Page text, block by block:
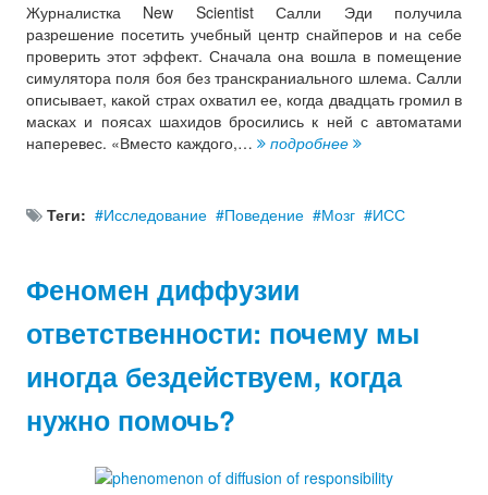
Журналистка New Scientist Салли Эди получила
разрешение посетить учебный центр снайперов и на себе
проверить этот эффект. Сначала она вошла в помещение
симулятора поля боя без транскраниального шлема. Салли
описывает, какой страх охватил ее, когда двадцать громил в
масках и поясах шахидов бросились к ней с автоматами
наперевес. «Вместо каждого,…
подробнее
Теги: Исследование Поведение Мозг ИСС
Феномен диффузии
ответственности: почему мы
иногда бездействуем, когда
нужно помочь?